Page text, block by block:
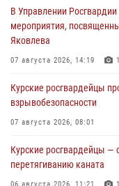
В Управлении
мероприятия,
Яковлева
07 августа 2026, 14:19 1
Курские росгвардейцы
взрывобезопасности
07 августа 2026, 08:01
Курские росгвардейцы —
перетягиванию каната
06 августа 2026, 11:21 1